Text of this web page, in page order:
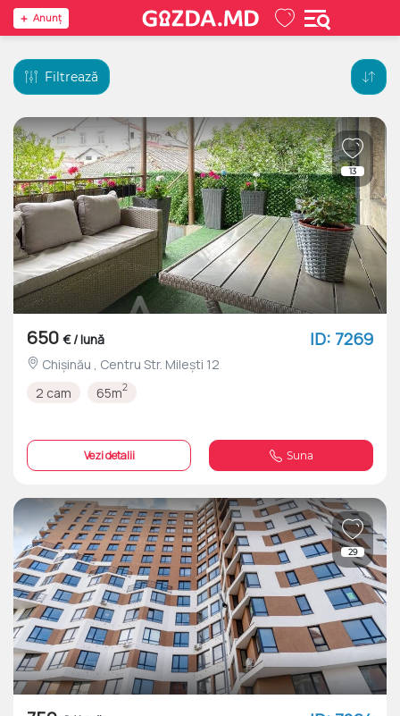
Anunţ
Filtrează
13
650 € / lună ID: 7269
Chișinău , Centru Str. Milești 12
2 cam
65m2
Vezi detalii Suna
29